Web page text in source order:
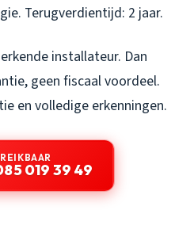
Terugverdientijd: 2 jaar.
installateur. Dan
geen fiscaal voordeel.
en volledige erkenningen.
019 39 49